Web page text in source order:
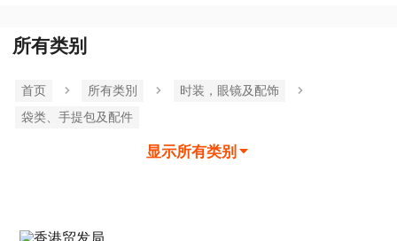
所有类别
首页 所有类別
时装，眼镜及配饰
袋类、手提包及配件
显示所有类别